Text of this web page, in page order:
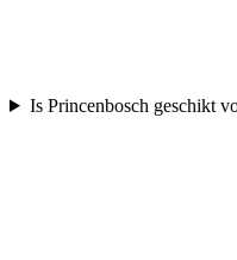
Is Princenbosch geschikt